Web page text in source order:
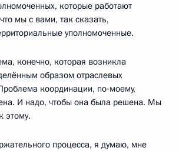
которые работают
мы с вами, так сказать,
уполномоченные.
конечно, которая возникла
образом отраслевых
координации, по‑моему,
И надо, чтобы она была решена. Мы
этому.
процесса, я думаю, мне